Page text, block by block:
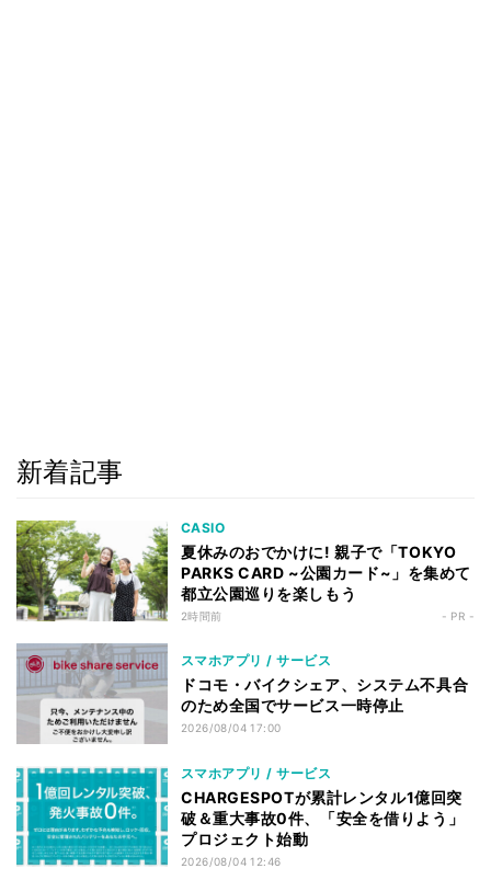
新着記事
CASIO
夏休みのおでかけに! 親子で「TOKYO
PARKS CARD ~公園カード~」を集めて
都立公園巡りを楽しもう
2時間前 - PR -
スマホアプリ / サービス
ドコモ・バイクシェア、システム不具合
のため全国でサービス一時停止
2026/08/04 17:00
スマホアプリ / サービス
CHARGESPOTが累計レンタル1億回突
破＆重大事故0件、「安全を借りよう」
プロジェクト始動
2026/08/04 12:46